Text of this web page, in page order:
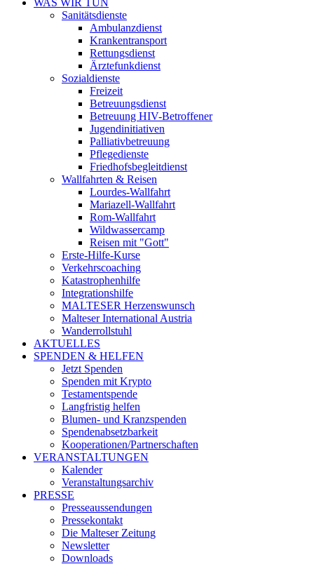
WAS WIR TUN
Sanitätsdienste
Ambulanzdienst
Krankentransport
Rettungsdienst
Ärztefunkdienst
Sozialdienste
Freizeit
Betreuungsdienst
Betreuung HIV-Betroffener
Jugendinitiativen
Palliativbetreuung
Pflegedienste
Friedhofsbegleitdienst
Wallfahrten & Reisen
Lourdes-Wallfahrt
Mariazell-Wallfahrt
Rom-Wallfahrt
Wildwassercamp
Reisen mit "Gott"
Erste-Hilfe-Kurse
Verkehrscoaching
Katastrophenhilfe
Integrationshilfe
MALTESER Herzenswunsch
Malteser International Austria
Wanderrollstuhl
AKTUELLES
SPENDEN & HELFEN
Jetzt Spenden
Spenden mit Krypto
Testamentspende
Langfristig helfen
Blumen- und Kranzspenden
Spendenabsetzbarkeit
Kooperationen/Partnerschaften
VERANSTALTUNGEN
Kalender
Veranstaltungsarchiv
PRESSE
Presseaussendungen
Pressekontakt
Die Malteser Zeitung
Newsletter
Downloads